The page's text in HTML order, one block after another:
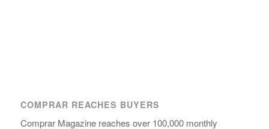
COMPRAR REACHES BUYERS
Comprar Magazine reaches over 100,000 monthly